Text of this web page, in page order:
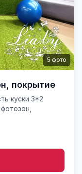
5 фото
покрытие